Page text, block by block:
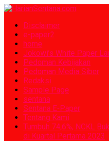
Disclaimer
e-paper2
home
Jokowi’s White Paper
Pedoman Kebijakan
Pedoman Media Siber
Redaksi
Sample Page
sentana
Sentana E-Paper
Tentang Kami
Tumbuh 74,6%, NCKL
di Kuartal Pertama 2023